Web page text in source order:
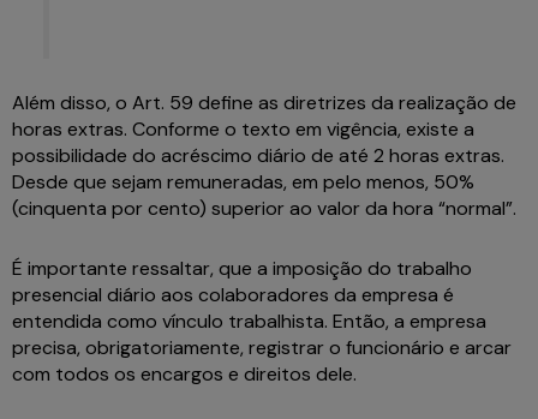
Além disso, o Art. 59 define as diretrizes da realização de
horas extras. Conforme o texto em vigência, existe a
possibilidade do acréscimo diário de até 2 horas extras.
Desde que sejam remuneradas, em pelo menos, 50%
(cinquenta por cento) superior ao valor da hora “normal”.
É importante ressaltar, que a imposição do trabalho
presencial diário aos colaboradores da empresa é
entendida como vínculo trabalhista. Então, a empresa
precisa, obrigatoriamente, registrar o funcionário e arcar
com todos os encargos e direitos dele.